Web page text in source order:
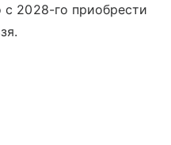
с 2028-го приобрести